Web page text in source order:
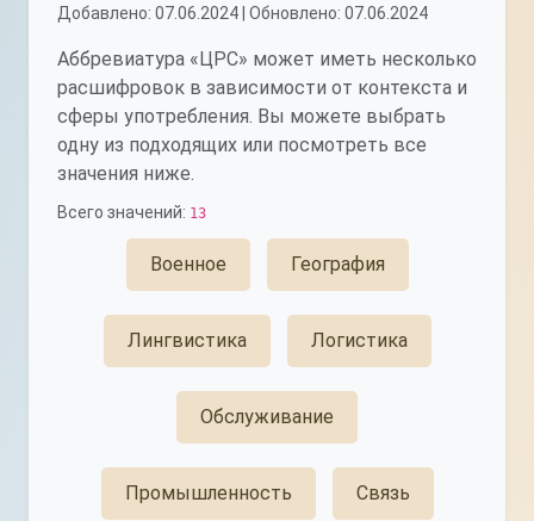
Добавлено: 07.06.2024 | Обновлено: 07.06.2024
Аббревиатура «ЦРС» может иметь несколько
расшифровок в зависимости от контекста и
сферы употребления. Вы можете выбрать
одну из подходящих или посмотреть все
значения ниже.
Всего значений: 13
Военное География
Лингвистика Логистика
Обслуживание
Промышленность Связь